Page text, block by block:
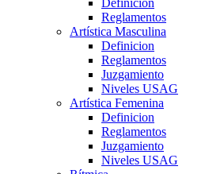
Definicion
Reglamentos
Artística Masculina
Definicion
Reglamentos
Juzgamiento
Niveles USAG
Artística Femenina
Definicion
Reglamentos
Juzgamiento
Niveles USAG